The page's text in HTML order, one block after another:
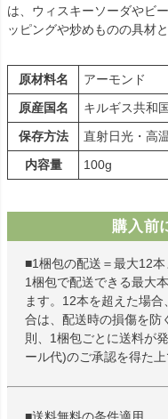
は、ウィスキーソーダやビ
ッピングや炒めものの具材
原材料名
アーモンド
原産国名
キルギス共和国
保存方法
直射日光・高
内容量
100g
購入前
■1梱包の配送＝最大12本
1梱包で配送できる最大
ます。12本を超えた場
合は、配送時の損傷を防
則、1梱包ごとに送料が
ール代)のご承認を得た上